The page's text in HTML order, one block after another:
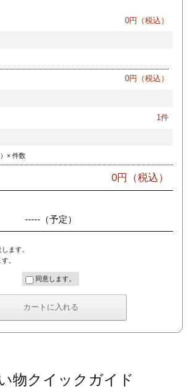
0円（税込）
0円（税込）
1件
× 件数
0円（税込）
-----（予定）
ます。
。
同意します。
物クイックガイド